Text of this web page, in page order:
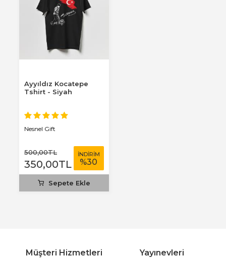
Ayyıldız Kocatepe
Tshirt - Siyah
Nesnel Gift
500,00TL
350,00TL
İNDİRİM
%30
Sepete Ekle
Müşteri Hizmetleri Yayınevleri